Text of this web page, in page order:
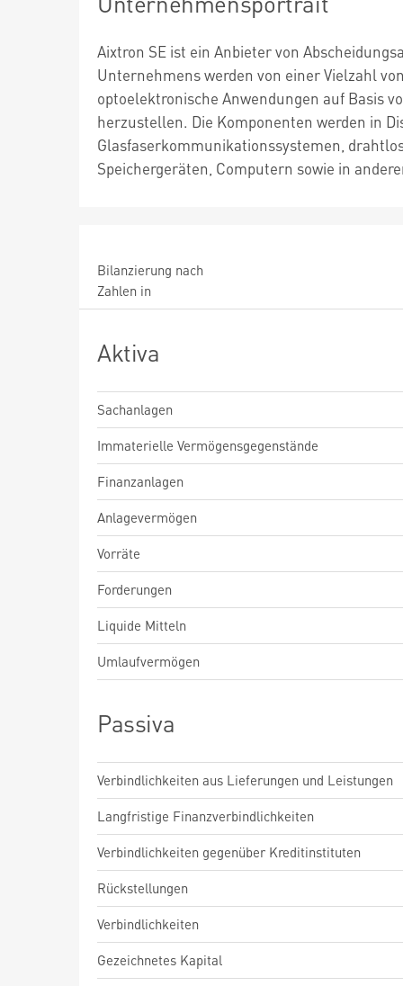
Aixtron SE ist ein Anbieter von
Unternehmens werden von einer Vielzahl
optoelektronische Anwendungen auf Basis
herzustellen. Die Komponenten werden in
Glasfaserkommunikationssystemen,
Speichergeräten, Computern sowie in
Bilanzierung nach
Zahlen in
Aktiva
Sachanlagen
Immaterielle Vermögensgegenstände
Finanzanlagen
Anlagevermögen
Vorräte
Forderungen
Liquide Mitteln
Umlaufvermögen
Passiva
Verbindlichkeiten aus Lieferungen und Leistungen
Langfristige Finanzverbindlichkeiten
Verbindlichkeiten gegenüber Kreditinstituten
Rückstellungen
Verbindlichkeiten
Gezeichnetes Kapital